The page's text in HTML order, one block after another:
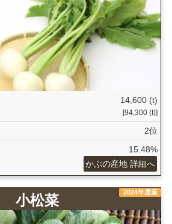
14,600 (t)
[94,300 (t)]
2位
15.48%
かぶの産地 詳細へ
2024年度産
小松菜